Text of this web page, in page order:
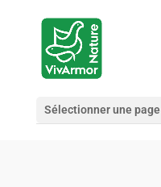
Sélectionner une page